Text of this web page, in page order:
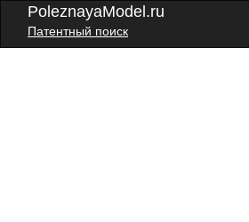
PoleznayaModel.ru
Патентный поиск